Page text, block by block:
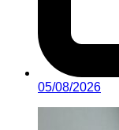
05/08/2026